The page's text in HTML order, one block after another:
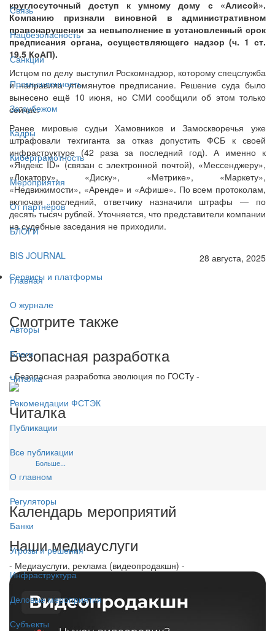
Связь
Нацбезопасность
Санкции
Промышленность
За рубежом
Кадры
Киберграмотность
Мероприятия
От партнёров
БЛОГИ
BIS JOURNAL
Главная
О журнале
Авторы
Блоги
Читалка
Рекомендации ФСТЭК
Публикации
Все публикации
О главном
Регуляторы
Банки
Угрозы и решения
Инфраструктура
Деловые мероприятия
Субъекты
круглосуточный доступ к умному дому с «Алисой».
Компанию признали виновной в административном
правонарушении за невыполнение в установленный срок
предписания органа, осуществляющего надзор (ч. 1 ст.
19.5 КоАП).
Истцом по делу выступил Роскомнадзор, которому спецслужба
и направила упомянутое предписание. Решение суда было
вынесено ещё 10 июня, но СМИ сообщили об этом только
сейчас.
Ранее мировые судьи Хамовников и Замоскворечья уже
штрафовали техгиганта за отказ допустить ФСБ к своей
инфраструктуре (42 раза за последний год). А именно к
«Яндекс ID» (связан с электронной почтой), «Мессенджеру»,
«Локатору», «Диску», «Метрике», «Маркету»,
«Недвижимости», «Аренде» и «Афише». По всем протоколам,
включая последний, ответчику назначили штрафы — по
десять тысяч рублей. Уточняется, что представители компании
на судебные заседания не приходили.
28 августа, 2025
Сервисы и платформы
Смотрите также
Безопасная разработка
- Безопасная разработка эволюция по ГОСТу -
Читалка
Больше...
Календарь мероприятий
Наши медиауслуги
- Медиауслуги, реклама (видеопродакшн) -